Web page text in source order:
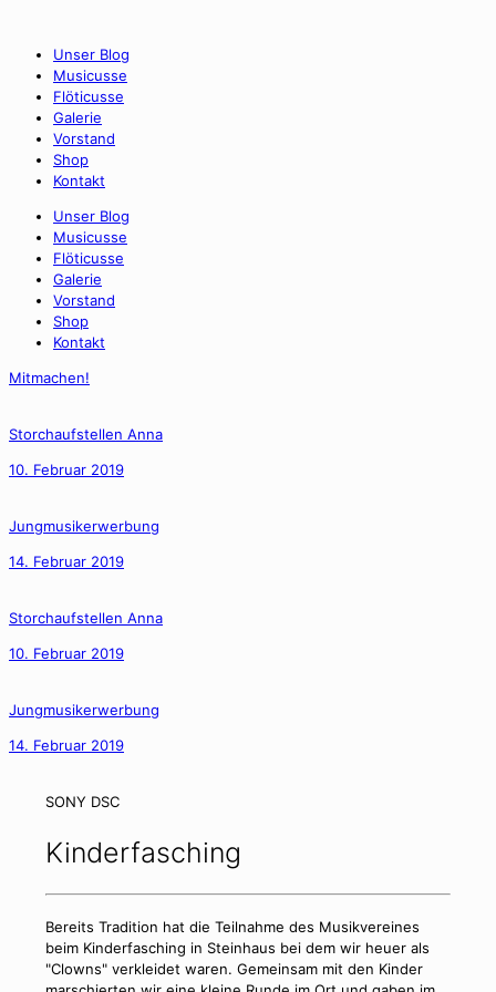
Unser Blog
Musicusse
Flöticusse
Galerie
Vorstand
Shop
Kontakt
Unser Blog
Musicusse
Flöticusse
Galerie
Vorstand
Shop
Kontakt
Mitmachen!
Storchaufstellen Anna
10. Februar 2019
Jungmusikerwerbung
14. Februar 2019
Storchaufstellen Anna
10. Februar 2019
Jungmusikerwerbung
14. Februar 2019
SONY DSC
Kinderfasching
Bereits Tradition hat die Teilnahme des Musikvereines
beim Kinderfasching in Steinhaus bei dem wir heuer als
"Clowns" verkleidet waren. Gemeinsam mit den Kinder